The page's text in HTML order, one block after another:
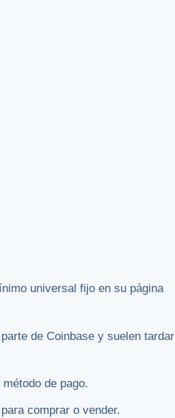
universal fijo en su página
de Coinbase y suelen tardar
de pago.
comprar o vender.